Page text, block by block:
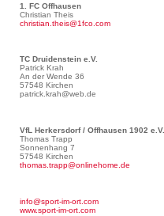
1. FC Offhausen
Christian Theis
christian.theis@1fco.com
TC Druidenstein e.V.
Patrick Krah
An der Wende 36
57548 Kirchen
patrick.krah@web.de
VfL Herkersdorf / Offhausen 1902 e.V.
Thomas Trapp
Sonnenhang 7
57548 Kirchen
thomas.trapp@onlinehome.de
info@sport-im-ort.com
www.sport-im-ort.com